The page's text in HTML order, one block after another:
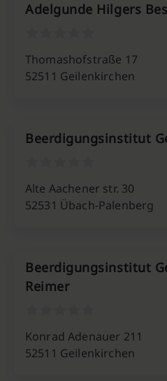
Adelgunde Hilgers
Thomashofstraße 17
52511 Geilenkirchen
Beerdigungsinstitut
Alte Aachener str. 30
52531 Übach-Palenberg
Beerdigungsinstitut
Reimer
Konrad Adenauer 211
52511 Geilenkirchen